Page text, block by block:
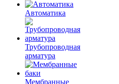
Автоматика
Трубопроводная
арматура
Мембранные